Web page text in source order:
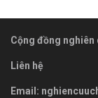
Cộng đồng nghiên
Liên hệ
Email: